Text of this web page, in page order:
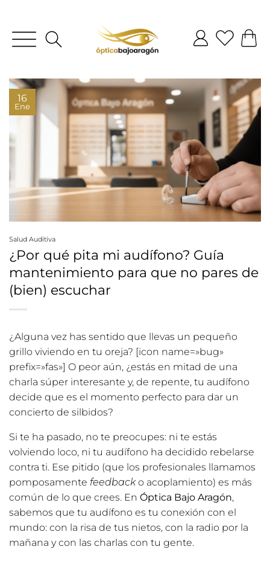
16
Ene
Salud Auditiva
¿Por qué pita mi audífono? Guía
mantenimiento para que no pares de
(bien) escuchar
¿Alguna vez has sentido que llevas un pequeño
grillo viviendo en tu oreja? [icon name=»bug»
prefix=»fas»] O peor aún, ¿estás en mitad de una
charla súper interesante y, de repente, tu audífono
decide que es el momento perfecto para dar un
concierto de silbidos?
Si te ha pasado, no te preocupes: ni te estás
volviendo loco, ni tu audífono ha decidido rebelarse
contra ti. Ese pitido (que los profesionales llamamos
pomposamente feedbacko acoplamiento) es más
común de lo que crees. En Óptica Bajo Aragón,
sabemos que tu audífono es tu conexión con el
mundo: con la risa de tus nietos, con la radio por la
mañana y con las charlas con tu gente.